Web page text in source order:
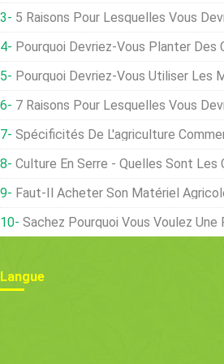
5 Raisons Pour Lesquelles Vous Devriez Cultiver
Pourquoi Devriez-Vous Planter Des
Pourquoi Devriez-Vous Utiliser Les
7 Raisons Pour Lesquelles Vous Devriez Nourrir
Spécificités De L'agriculture Commerciale -
Culture En Serre - Quelles Sont Les
Faut-Il Acheter Son Matériel
Sachez Pourquoi Vous Voulez Une
Langue